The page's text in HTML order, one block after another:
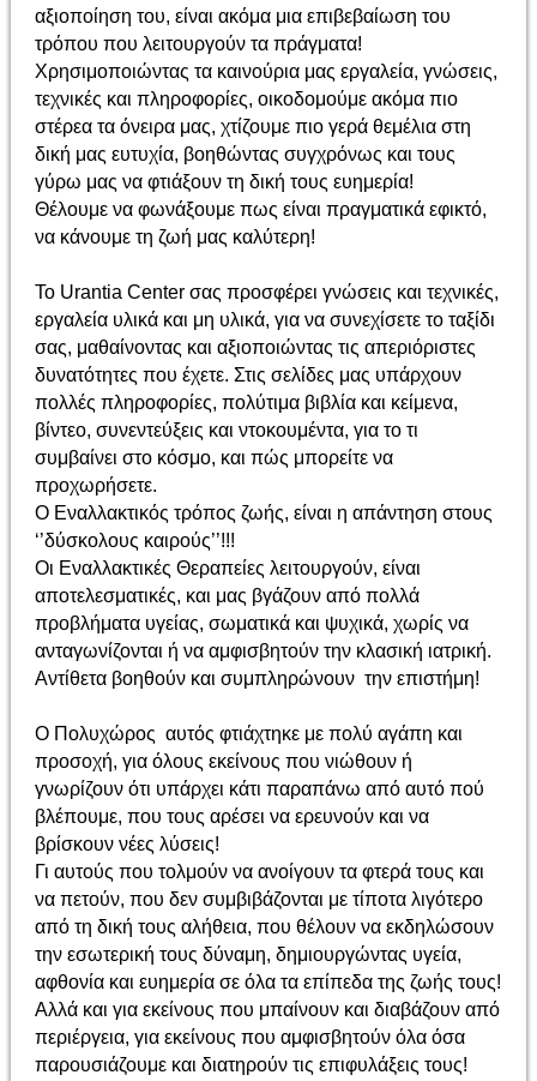
αξιοποίηση του, είναι ακόμα μια επιβεβαίωση του
τρόπου που λειτουργούν τα πράγματα!
Χρησιμοποιώντας τα καινούρια μας εργαλεία, γνώσεις,
τεχνικές και πληροφορίες, οικοδομούμε ακόμα πιο
στέρεα τα όνειρα μας, χτίζουμε πιο γερά θεμέλια στη
δική μας ευτυχία, βοηθώντας συγχρόνως και τους
γύρω μας να φτιάξουν τη δική τους ευημερία!
Θέλουμε να φωνάξουμε πως είναι πραγματικά εφικτό,
να κάνουμε τη ζωή μας καλύτερη!
Το Urantia Center σας προσφέρει γνώσεις και τεχνικές,
εργαλεία υλικά και μη υλικά, για να συνεχίσετε το ταξίδι
σας, μαθαίνοντας και αξιοποιώντας τις απεριόριστες
δυνατότητες που έχετε. Στις σελίδες μας υπάρχουν
πολλές πληροφορίες, πολύτιμα βιβλία και κείμενα,
βίντεο, συνεντεύξεις και ντοκουμέντα, για το τι
συμβαίνει στο κόσμο, και πώς μπορείτε να
προχωρήσετε.
Ο Εναλλακτικός τρόπος ζωής, είναι η απάντηση στους
‘’δύσκολους καιρούς’’!!!
Οι Εναλλακτικές Θεραπείες λειτουργούν, είναι
αποτελεσματικές, και μας βγάζουν από πολλά
προβλήματα υγείας, σωματικά και ψυχικά, χωρίς να
ανταγωνίζονται ή να αμφισβητούν την κλασική ιατρική.
Αντίθετα βοηθούν και συμπληρώνουν την επιστήμη!
Ο Πολυχώρος αυτός φτιάχτηκε με πολύ αγάπη και
προσοχή, για όλους εκείνους που νιώθουν ή
γνωρίζουν ότι υπάρχει κάτι παραπάνω από αυτό πού
βλέπουμε, που τους αρέσει να ερευνούν και να
βρίσκουν νέες λύσεις!
Γι αυτούς που τολμούν να ανοίγουν τα φτερά τους και
να πετούν, που δεν συμβιβάζονται με τίποτα λιγότερο
από τη δική τους αλήθεια, που θέλουν να εκδηλώσουν
την εσωτερική τους δύναμη, δημιουργώντας υγεία,
αφθονία και ευημερία σε όλα τα επίπεδα της ζωής τους!
Αλλά και για εκείνους που μπαίνουν και διαβάζουν από
περιέργεια, για εκείνους που αμφισβητούν όλα όσα
παρουσιάζουμε και διατηρούν τις επιφυλάξεις τους!